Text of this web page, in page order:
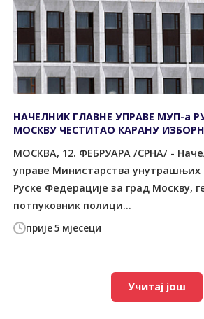
прије 5 мјесеци
НАЧЕЛНИК ГЛАВНЕ УПРАВЕ МУП-а
МОСКВУ ЧЕСТИТАО КАРАНУ
МОСКВА, 12. ФЕБРУАРА /СРНА/ -
управе Министарства
Руске Федерације за град Москву,
потпуковник полици...
Учитај још